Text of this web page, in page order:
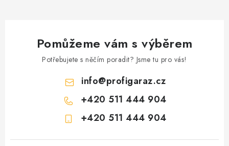
Pomůžeme vám s výběrem
Potřebujete s něčím poradit? Jsme tu pro vás!
info@profigaraz.cz
+420 511 444 904
+420 511 444 904